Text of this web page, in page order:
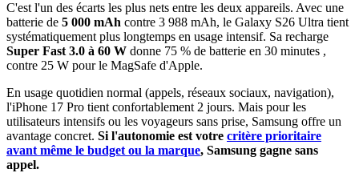
C'est l'un des écarts les plus nets entre les deux appareils. Avec une
batterie de 5 000 mAh contre 3 988 mAh, le Galaxy S26 Ultra tient
systématiquement plus longtemps en usage intensif. Sa recharge
Super Fast 3.0 à 60 W donne 75 % de batterie en 30 minutes ,
contre 25 W pour le MagSafe d'Apple.
En usage quotidien normal (appels, réseaux sociaux, navigation),
l'iPhone 17 Pro tient confortablement 2 jours. Mais pour les
utilisateurs intensifs ou les voyageurs sans prise, Samsung offre un
avantage concret. Si l'autonomie est votre critère prioritaire
avant même le budget ou la marque, Samsung gagne sans
appel.